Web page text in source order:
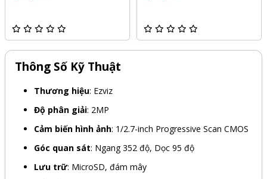
Thông Số Kỹ Thuật
Thương hiệu: Ezviz
Độ phân giải: 2MP
Cảm biến hình ảnh: 1/2.7-inch Progressive Scan CMOS
Góc quan sát: Ngang 352 độ, Dọc 95 độ
Lưu trữ: MicroSD, đám mây